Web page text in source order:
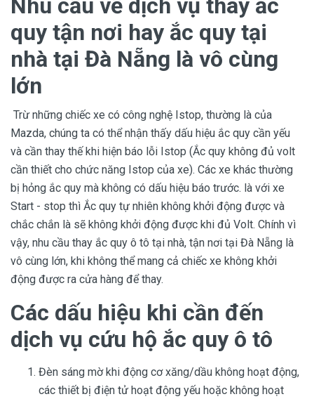
Nhu cầu về dịch vụ thay ắc
quy tận nơi hay ắc quy tại
nhà tại Đà Nẵng là vô cùng
lớn
Trừ những chiếc xe có công nghệ Istop, thường là của
Mazda, chúng ta có thể nhận thấy dấu hiệu ắc quy cần yếu
và cần thay thế khi hiện báo lỗi Istop (Ắc quy không đủ volt
cần thiết cho chức năng Istop của xe). Các xe khác thường
bị hỏng ắc quy mà không có dấu hiệu báo trước. là với xe
Start - stop thì Ắc quy tự nhiên không khởi động được và
chắc chắn là sẽ không khởi động được khi đủ Volt. Chính vì
vậy, nhu cầu thay ắc quy ô tô tại nhà, tận nơi tại Đà Nẵng là
vô cùng lớn, khi không thể mang cả chiếc xe không khởi
động được ra cửa hàng để thay.
Các dấu hiệu khi cần đến
dịch vụ cứu hộ ắc quy ô tô
Đèn sáng mờ khi động cơ xăng/dầu không hoạt động,
các thiết bị điện tử hoạt động yếu hoặc không hoạt